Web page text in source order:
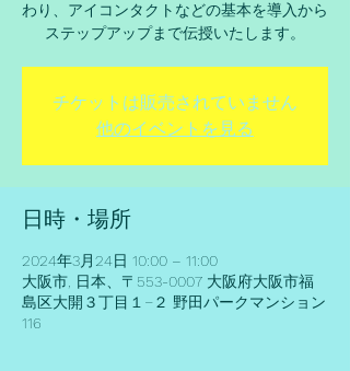
わり、アイコンタクトなどの基本を導入から
ステップアップまで伝授いたします。
チケットは販売されていません
他のイベントを見る
日時・場所
2024年3月24日 10:00 – 11:00
大阪市, 日本、〒553-0007 大阪府大阪市福
島区大開３丁目１−２ 野田パークマンション
116